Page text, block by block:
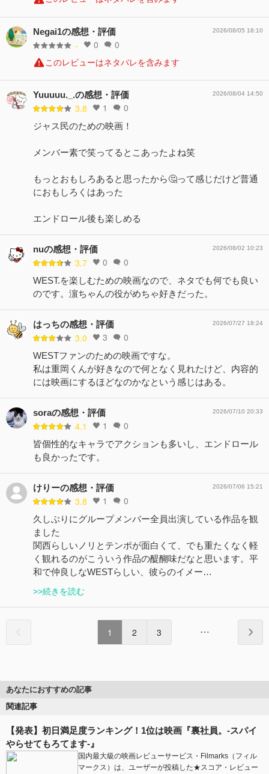
Negai1の感想・評価
- 0 0
2026/08/05 18:10
このレビューはネタバレを含みます
Yuuuuu._.の感想・評価
3.8 1 0
2026/08/04 14:50
ジャス民のための映画！
メンバー素で笑ってるとこあったよね笑
もっとおもしろあると思ったから🤔って感じだけど普通
におもしろくはあった
エンドロール後も楽しめる
nuの感想・評価
3.7 0 0
2026/08/02 10:23
WEST.を楽しむための映画なので、ネタでも何でも良い
のです。濵ちゃんの役がめちゃ好きだった。
はっちの感想・評価
3.0 3 0
2026/07/27 18:24
WESTファンのための映画ですな。
私は重岡くんが好きなので何となく見れたけど、内容的
には映画にするほどなのかなという感じはある。
soraの感想・評価
4.1 1 0
2026/07/10 20:33
皆個性的なキャラでアクションも多いし、エンドロール
も良かったです。
けりーの感想・評価
3.8 1 0
2026/07/06 15:21
久しぶりにグループメンバー全員出演している作品を観
ました
関西らしいノリとテンポが面白くて、でも重たくなく軽
く観れるのがこういう作品の醍醐味だなと思います。平
和で仲良しなWESTらしい、彼らのイメー…
>>続きを読む
1 2 3
あなたにおすすめの記事
関連記事
【発表】初日満足度ランキング！1位は映画『裏社員。-スパイ
やらせてもろてます‐』
国内最大級の映画レビューサービス・Filmarks（フィル
マークス）は、ユーザーが投稿した★スコア・レビュー